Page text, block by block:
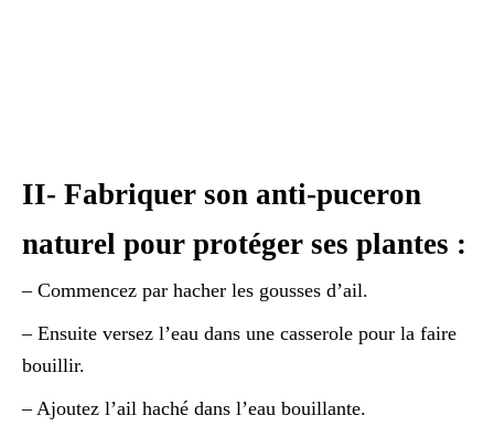
II- Fabriquer son anti-puceron
naturel pour protéger ses plantes :
– Commencez par hacher les gousses d’ail.
– Ensuite versez l’eau dans une casserole pour la faire
bouillir.
– Ajoutez l’ail haché dans l’eau bouillante.